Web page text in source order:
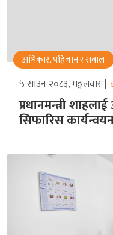
अधिकार, पहिचान र सवाल
५ साउन २०८३, मङ्गलवार
प्रधानमन्त्री
सिफारिस